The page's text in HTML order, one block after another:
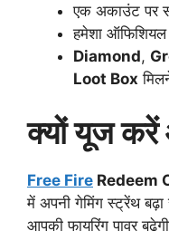
एक अकाउंट पर
हमेशा
Diamond,
Loot Box
क्यों यूज
Free Fire Redeem
में अपनी गेमिंग स्ट्रेंथ
आपकी फायरिंग पावर